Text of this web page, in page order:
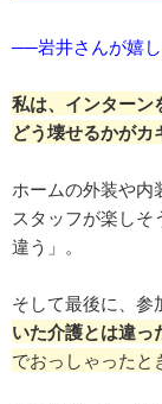
──岩井さんが嬉
私は、インターン
どう壊せるかがカ
ホームの外装や内
スタッフが楽しそ
違う」。
そして最後に、参
いた介護とは違っ
でおっしゃったと